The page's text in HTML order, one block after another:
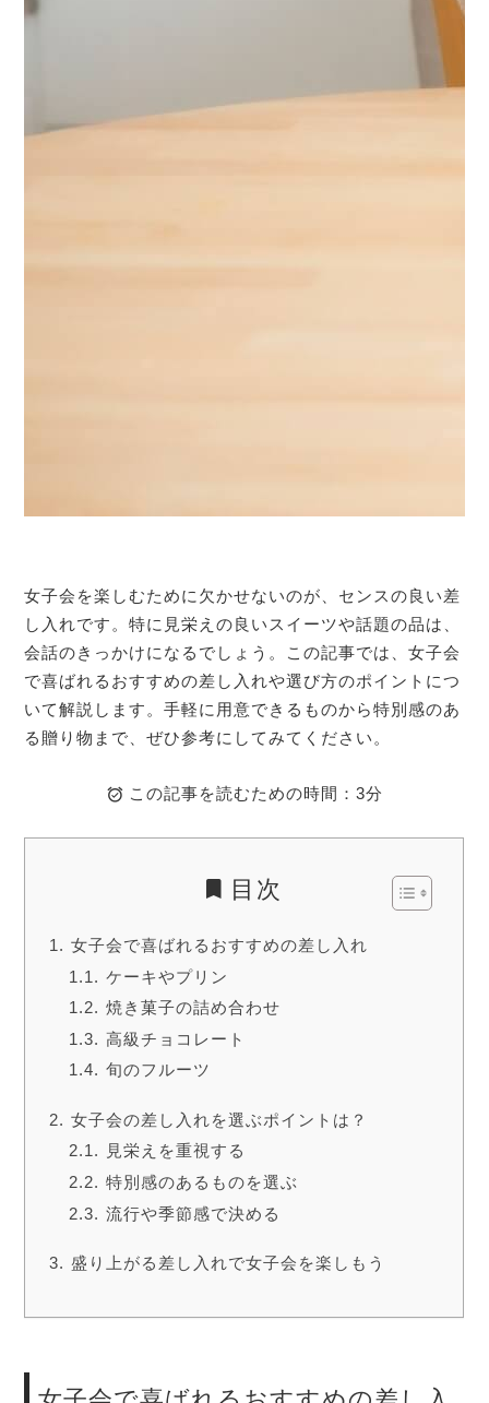
女子会を楽しむために欠かせないのが、センスの良い差
し入れです。特に見栄えの良いスイーツや話題の品は、
会話のきっかけになるでしょう。この記事では、女子会
で喜ばれるおすすめの差し入れや選び方のポイントにつ
いて解説します。手軽に用意できるものから特別感のあ
る贈り物まで、ぜひ参考にしてみてください。
この記事を読むための時間：3分
目次
女子会で喜ばれるおすすめの差し入れ
ケーキやプリン
焼き菓子の詰め合わせ
高級チョコレート
旬のフルーツ
女子会の差し入れを選ぶポイントは？
見栄えを重視する
特別感のあるものを選ぶ
流行や季節感で決める
盛り上がる差し入れで女子会を楽しもう